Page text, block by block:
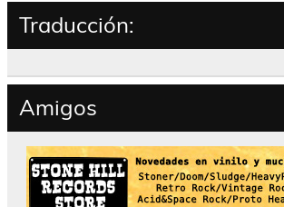
Traducción:
Amigos